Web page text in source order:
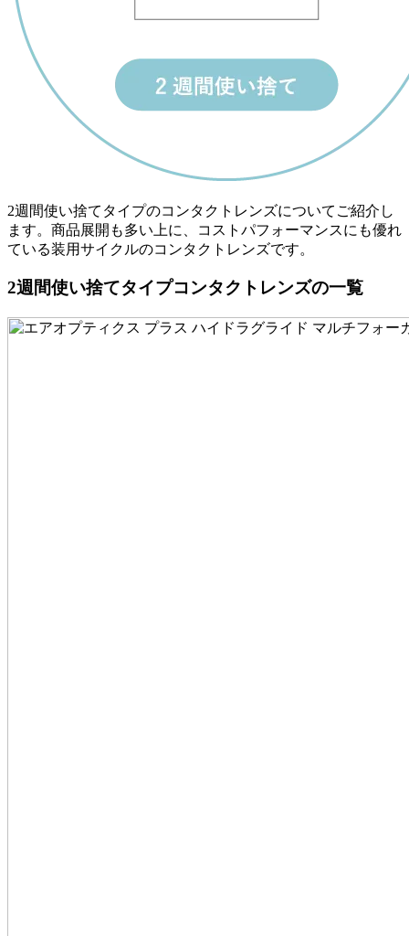
2週間使い捨てタイプのコンタクトレンズについてご紹介し
ます。商品展開も多い上に、コストパフォーマンスにも優れ
ている装用サイクルのコンタクトレンズです。
2週間使い捨てタイプコンタクトレンズの一覧